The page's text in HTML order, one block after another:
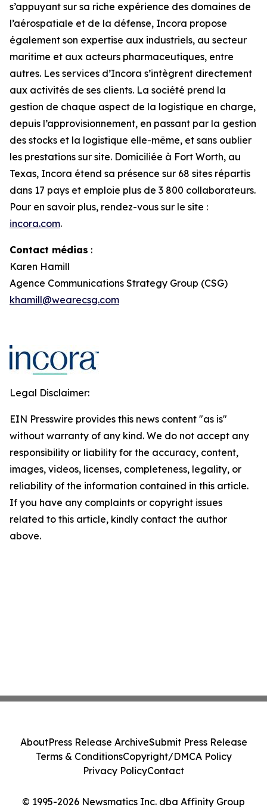
s’appuyant sur sa riche expérience des domaines de
l’aérospatiale et de la défense, Incora propose
également son expertise aux industriels, au secteur
maritime et aux acteurs pharmaceutiques, entre
autres. Les services d’Incora s’intègrent directement
aux activités de ses clients. La société prend la
gestion de chaque aspect de la logistique en charge,
depuis l’approvisionnement, en passant par la gestion
des stocks et la logistique elle-même, et sans oublier
les prestations sur site. Domiciliée à Fort Worth, au
Texas, Incora étend sa présence sur 68 sites répartis
dans 17 pays et emploie plus de 3 800 collaborateurs.
Pour en savoir plus, rendez-vous sur le site :
incora.com.
Contact médias :
Karen Hamill
Agence Communications Strategy Group (CSG)
khamill@wearecsg.com
Legal Disclaimer:
EIN Presswire provides this news content "as is"
without warranty of any kind. We do not accept any
responsibility or liability for the accuracy, content,
images, videos, licenses, completeness, legality, or
reliability of the information contained in this article.
If you have any complaints or copyright issues
related to this article, kindly contact the author
above.
© 1995-2026 Newsmatics Inc. dba Affinity Group
AboutPress Release ArchiveSubmit Press Release
Terms & ConditionsCopyright/DMCA Policy
Privacy PolicyContact